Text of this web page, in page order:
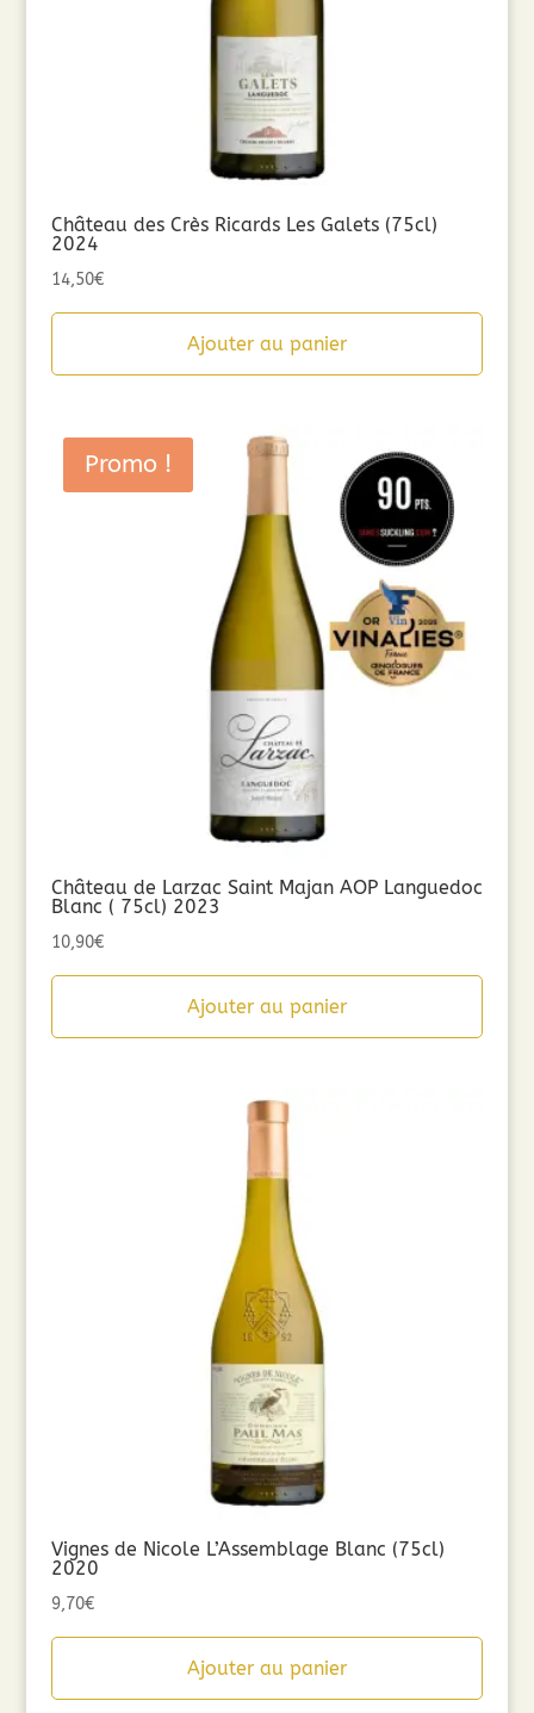
Château des Crès Ricards Les Galets (75cl)
2024
14,50€
Ajouter au panier
Promo !
Château de Larzac Saint Majan AOP Languedoc
Blanc ( 75cl) 2023
10,90€
Ajouter au panier
Vignes de Nicole L’Assemblage Blanc (75cl)
2020
9,70€
Ajouter au panier